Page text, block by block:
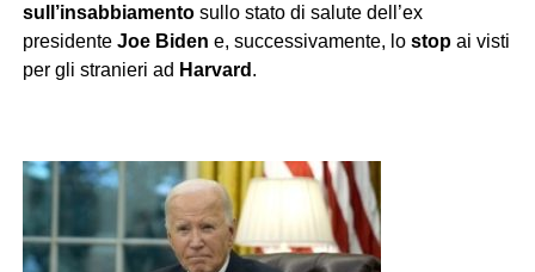
sull’insabbiamentosullo stato di salute dell’ex
presidenteJoe Biden e, successivamente, lo stopai visti
per gli stranieri ad Harvard .